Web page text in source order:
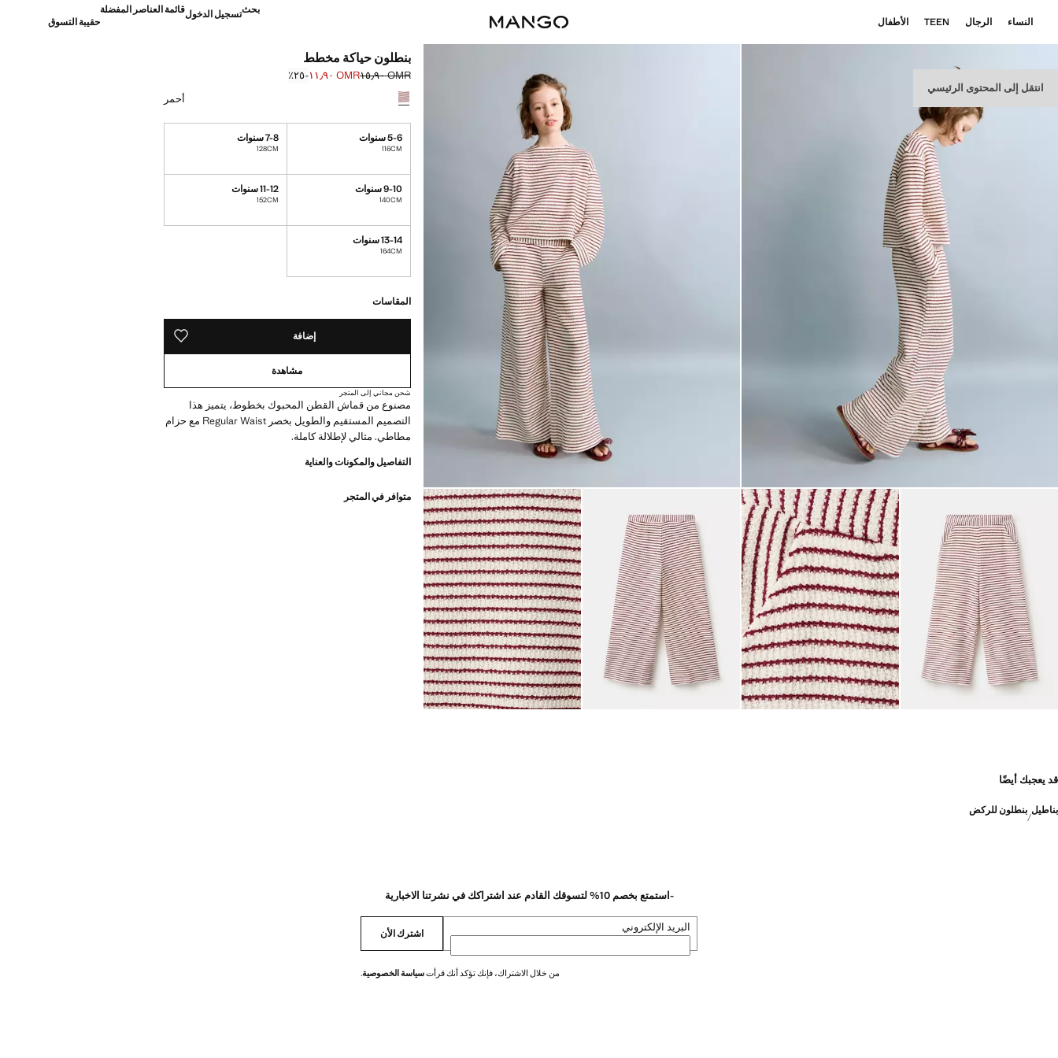
انتقل إلى المحتوى الرئيسي
النساء الرجال TEEN الأطفال
بحثتسجيل الدخولقائمة العناصر المفضلة
حقيبة التسوق
بنطلون حياكة مخطط
السعر الأول محذوف [OMR ١٥٫٩٠ ]
OMR ١٥٫٩٠
السعر الحالي [OMR ١١٫٩٠ ]OMR ١١٫٩٠
؜-٢٥٪؜
حدد اللون
أحمر
5-6 سنوات
116CM
7-8 سنوات
128CM
9-10 سنوات
140CM
11-12 سنوات
152CM
13-14 سنوات
164CM
المقاسات
إضافة حفظه في قائمة منتجاتك المفضلة
مشاهدة
شحن مجاني إلى المتجر
مصنوع من قماش القطن المحبوك بخطوط، يتميز هذا
التصميم المستقيم والطويل بخصر Regular Waist مع حزام
مطاطي. مثالي لإطلالة كاملة.
التفاصيل والمكونات والعناية
متوافر في المتجر
قد يعجبك أيضًا
بناطيل بنطلون للركض
-استمتع بخصم 10% لتسوقك القادم عند اشتراكك في نشرتنا الاخبارية
البريد الإلكتروني اشترك الأن
من خلال الاشتراك، فإنك تؤكد أنك قرأتسياسة الخصوصية.